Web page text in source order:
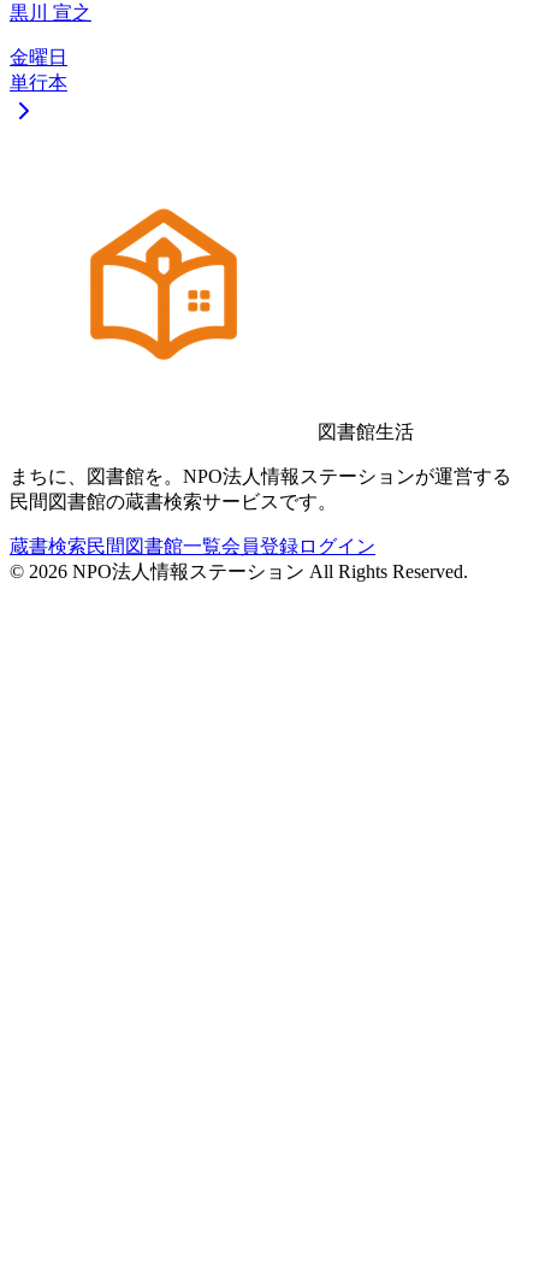
黒川 宣之
金曜日
単行本
図書館生活
まちに、図書館を。NPO法人情報ステーションが運営する
民間図書館の蔵書検索サービスです。
蔵書検索民間図書館一覧会員登録ログイン
© 2026 NPO法人情報ステーション All Rights Reserved.